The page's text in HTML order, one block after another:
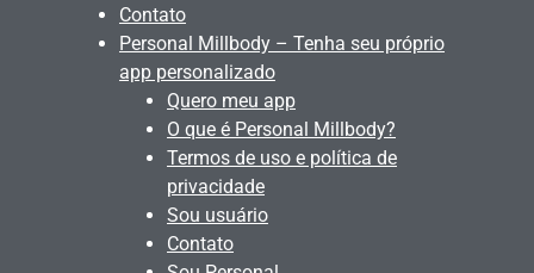
Contato
Personal Millbody – Tenha seu próprio
app personalizado
Quero meu app
O que é Personal Millbody?
Termos de uso e política de
privacidade
Sou usuário
Contato